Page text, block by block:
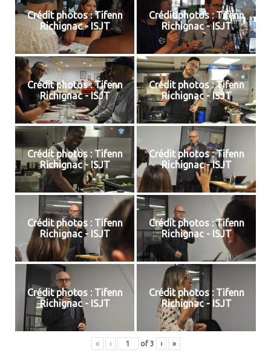
Crédit photos : Tifenn
Richignac - ISJT
Crédit photos : Tifenn
Richignac - ISJT
Crédit photos : Tifenn
Richignac - ISJT
Crédit photos : Tifenn
Richignac - ISJT
Crédit photos : Tifenn
Richignac - ISJT
Crédit photos : Tifenn
Richignac - ISJT
Crédit photos : Tifenn
Richignac - ISJT
Crédit photos : Tifenn
Richignac - ISJT
Crédit photos : Tifenn
Richignac - ISJT
Crédit photos : Tifenn
Richignac - ISJT
« ‹ of 3 › »